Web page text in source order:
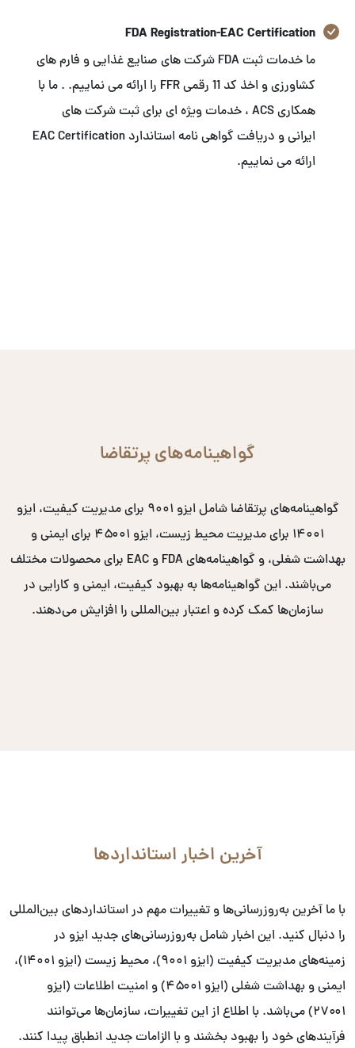
FDA Registration-EAC Certification
ما خدمات ثبت FDA شرکت های صنایع غذایی و فارم های
کشاورزی و اخذ کد 11 رقمی FFR را ارائه می نماییم. . ما با
همکاری ACS ، خدمات ویژه ای برای ثبت شرکت های
ایرانی و دریافت گواهی نامه استاندارد EAC Certification
ارائه می نماییم.
گواهینامه‌های پرتقاضا
گواهینامه‌های پرتقاضا شامل ایزو ۹۰۰۱ برای مدیریت کیفیت، ایزو
۱۴۰۰۱ برای مدیریت محیط زیست، ایزو ۴۵۰۰۱ برای ایمنی و
بهداشت شغلی، و گواهینامه‌های FDA و EAC برای محصولات مختلف
می‌باشند. این گواهینامه‌ها به بهبود کیفیت، ایمنی و کارایی در
سازمان‌ها کمک کرده و اعتبار بین‌المللی را افزایش می‌دهند.
آخرین اخبار استانداردها
با ما آخرین به‌روزرسانی‌ها و تغییرات مهم در استانداردهای بین‌المللی
را دنبال کنید. این اخبار شامل به‌روزرسانی‌های جدید ایزو در
زمینه‌های مدیریت کیفیت (ایزو ۹۰۰۱)، محیط زیست (ایزو ۱۴۰۰۱)،
ایمنی و بهداشت شغلی (ایزو ۴۵۰۰۱) و امنیت اطلاعات (ایزو
۲۷۰۰۱) می‌باشد. با اطلاع از این تغییرات، سازمان‌ها می‌توانند
فرآیندهای خود را بهبود بخشند و با الزامات جدید انطباق پیدا کنند.